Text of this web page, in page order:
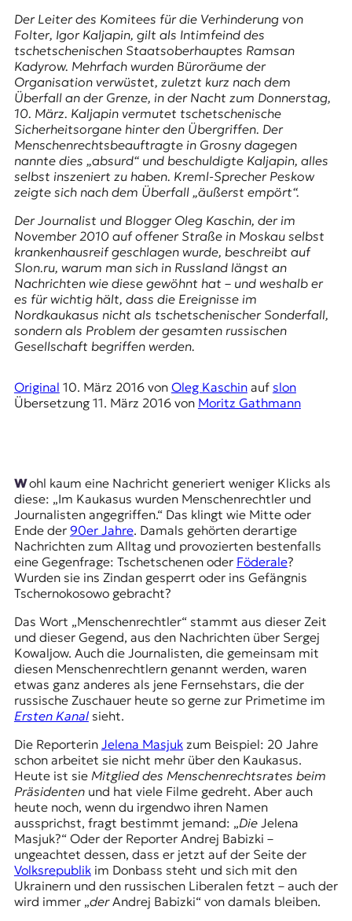
n
J
o
u
r
n
a
s
m
s
u
n
d
M
e
d
i
e
k
o
e
n
z
z
u
O
s
t
e
u
r
o
p
a
Der Leiter des Komitees für die Verhinderung von
Folter, Igor Kaljapin, gilt als Intimfeind des
tschetschenischen Staatsoberhauptes Ramsan
Kadyrow. Mehrfach wurden Büroräume der
Organisation verwüstet, zuletzt kurz nach dem
Überfall an der Grenze, in der Nacht zum Donnerstag,
10. März. Kaljapin vermutet tschetschenische
Sicherheitsorgane hinter den Übergriffen. Der
Menschenrechtsbeauftragte in Grosny dagegen
nannte dies „absurd“ und beschuldigte Kaljapin, alles
selbst inszeniert zu haben. Kreml-Sprecher Peskow
zeigte sich nach dem Überfall „äußerst empört“.
Der Journalist und Blogger Oleg Kaschin, der im
November 2010 auf offener Straße in Moskau selbst
krankenhausreif geschlagen wurde, beschreibt auf
Slon.ru, warum man sich in Russland längst an
Nachrichten wie diese gewöhnt hat – und weshalb er
es für wichtig hält, dass die Ereignisse im
Nordkaukasus nicht als tschetschenischer Sonderfall,
sondern als Problem der gesamten russischen
Gesellschaft begriffen werden.
Original 10. März 2016von Oleg Kaschinauf slon
Übersetzung 11. März 2016von Moritz Gathmann
Wohl kaum eine Nachricht generiert weniger Klicks als
diese: „Im Kaukasus wurden Menschenrechtler und
Journalisten angegriffen.“ Das klingt wie Mitte oder
Ende der 90er Jahre. Damals gehörten derartige
Nachrichten zum Alltag und provozierten bestenfalls
eine Gegenfrage: Tschetschenen oder Föderale?
Wurden sie ins Zindan gesperrt oder ins Gefängnis
Tschernokosowo gebracht?
Das Wort „Menschenrechtler“ stammt aus dieser Zeit
und dieser Gegend, aus den Nachrichten über Sergej
Kowaljow. Auch die Journalisten, die gemeinsam mit
diesen Menschenrechtlern genannt werden, waren
etwas ganz anderes als jene Fernsehstars, die der
russische Zuschauer heute so gerne zur Primetime im
Ersten Kanalsieht.
Die Reporterin Jelena Masjukzum Beispiel: 20 Jahre
schon arbeitet sie nicht mehr über den Kaukasus.
Heute ist sie Mitglied des Menschenrechtsrates beim
Präsidenten und hat viele Filme gedreht. Aber auch
heute noch, wenn du irgendwo ihren Namen
aussprichst, fragt bestimmt jemand: „DieJelena
Masjuk?“ Oder der Reporter Andrej Babizki –
ungeachtet dessen, dass er jetzt auf der Seite der
Volksrepublikim Donbass steht und sich mit den
Ukrainern und den russischen Liberalen fetzt – auch der
wird immer „derAndrej Babizki“ von damals bleiben.